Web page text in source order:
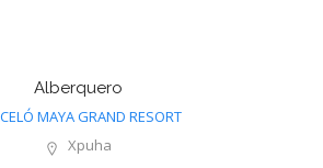
Alberquero
MAYA GRAND RESORT
Xpuha